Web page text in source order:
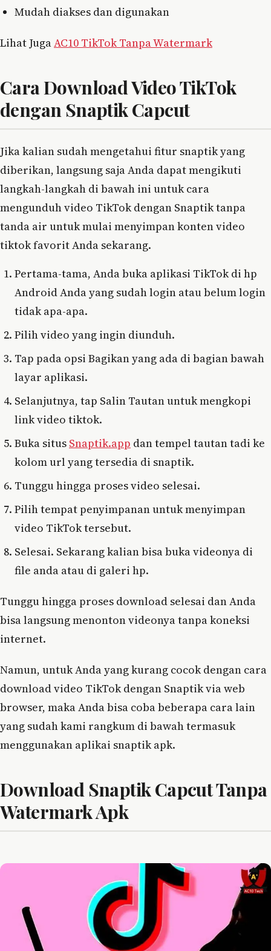
Mudah diakses dan digunakan
Lihat JugaAC10 TikTok Tanpa Watermark
Cara Download Video TikTok
dengan Snaptik Capcut
Jika kalian sudah mengetahui fitur snaptik yang
diberikan, langsung saja Anda dapat mengikuti
langkah-langkah di bawah ini untuk cara
mengunduh video TikTok dengan Snaptik tanpa
tanda air untuk mulai menyimpan konten video
tiktok favorit Anda sekarang.
Pertama-tama, Anda buka aplikasi TikTok di hp
Android Anda yang sudah login atau belum login
tidak apa-apa.
Pilih video yang ingin diunduh.
Tap pada opsi Bagikan yang ada di bagian bawah
layar aplikasi.
Selanjutnya, tap Salin Tautan untuk mengkopi
link video tiktok.
Buka situs Snaptik.app dan tempel tautan tadi ke
kolom url yang tersedia di snaptik.
Tunggu hingga proses video selesai.
Pilih tempat penyimpanan untuk menyimpan
video TikTok tersebut.
Selesai. Sekarang kalian bisa buka videonya di
file anda atau di galeri hp.
Tunggu hingga proses download selesai dan Anda
bisa langsung menonton videonya tanpa koneksi
internet.
Namun, untuk Anda yang kurang cocok dengan cara
download video TikTok dengan Snaptik via web
browser, maka Anda bisa coba beberapa cara lain
yang sudah kami rangkum di bawah termasuk
menggunakan aplikai snaptik apk.
Download Snaptik Capcut Tanpa
Watermark Apk